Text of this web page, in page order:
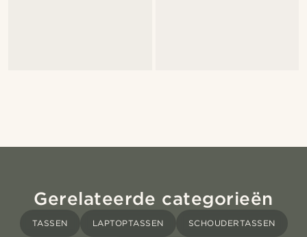
Gerelateerde categorieën
TASSEN LAPTOPTASSEN SCHOUDERTASSEN